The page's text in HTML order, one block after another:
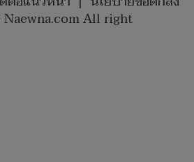
All right